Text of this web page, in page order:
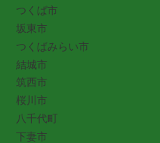
つくば市
坂東市
つくばみらい市
結城市
筑西市
桜川市
八千代町
下妻市